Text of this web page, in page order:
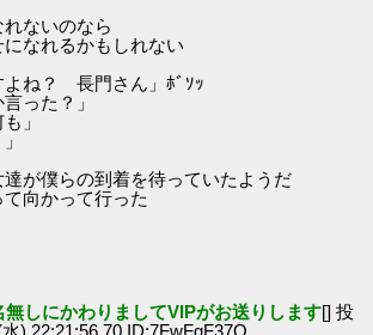
ないのなら
なれるかもしれない
よね？ 長門さん」ﾎﾞｿｯ
った？」
」
が僕らの到着を待っていたようだ
向かって行った
無しにかわりましてVIPがお送りします[] 投